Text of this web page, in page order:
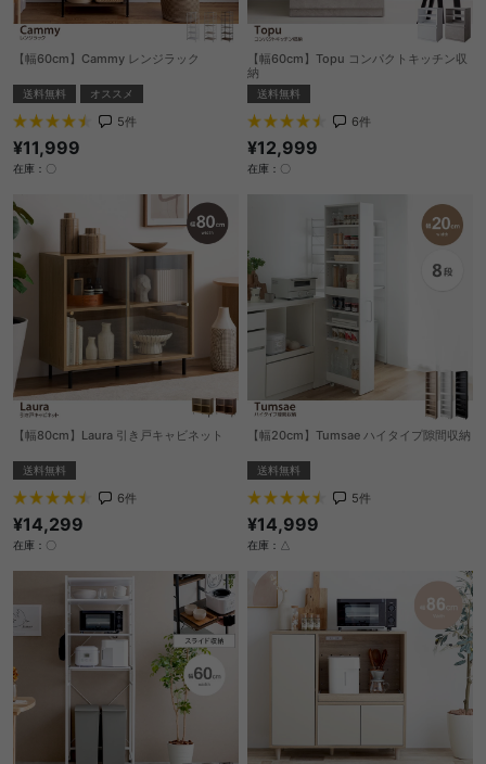
【幅60cm】Cammy レンジラック
送料無料 オススメ
5件
¥11,999
在庫：〇
【幅60cm】Topu コンパクトキッチン収
納
送料無料
6件
¥12,999
在庫：〇
【幅80cm】Laura 引き戸キャビネット
送料無料
6件
¥14,299
在庫：〇
【幅20cm】Tumsae ハイタイプ隙間収納
送料無料
5件
¥14,999
在庫：△